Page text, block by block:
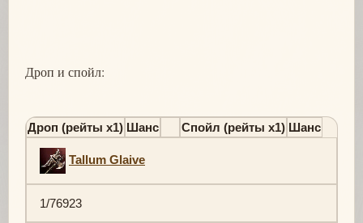
Дроп и спойл:
Дроп (рейты х1) Шанс Спойл (рейты х1) Шанс
Tallum Glaive
1/76923